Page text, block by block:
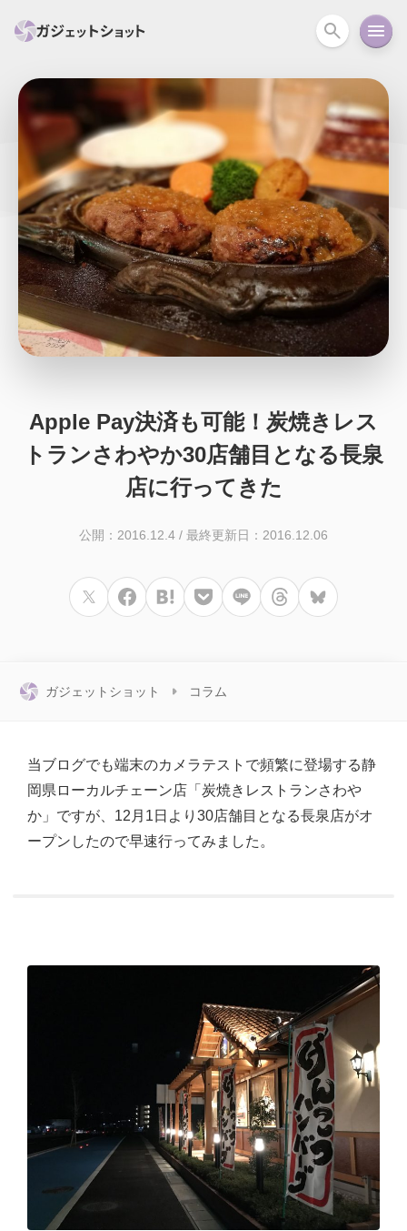
PC関連 カメラ ウェアラ
セール情報 スマートホーム アクションカメラ カメラ
回線 iPhone iPad Mac Android コラム
ガイド ニュース オーディオ 周辺機器
Apple Pay決済も可能！炭焼きレス
トランさわやか30店舗目となる長泉
店に行ってきた
公開：2016.12.4 / 最終更新日：2016.12.06
ガジェットショット コラム
当ブログでも端末のカメラテストで頻繁に登場する静
岡県ローカルチェーン店「炭焼きレストランさわや
か」ですが、12月1日より30店舗目となる長泉店がオ
ープンしたので早速行ってみました。